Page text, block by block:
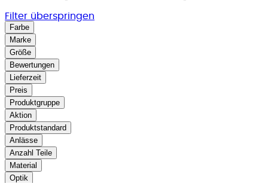
Filter überspringen
Farbe
Marke
Größe
Bewertungen
Lieferzeit
Preis
Produktgruppe
Aktion
Produktstandard
Anlässe
Anzahl Teile
Material
Optik